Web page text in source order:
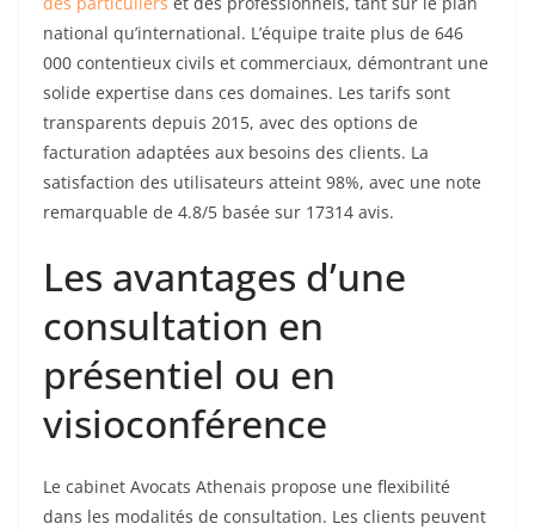
national qu’international. L’équipe traite plus de 646
000 contentieux civils et commerciaux, démontrant une
solide expertise dans ces domaines. Les tarifs sont
transparents depuis 2015, avec des options de
facturation adaptées aux besoins des clients. La
satisfaction des utilisateurs atteint 98%, avec une note
remarquable de 4.8/5 basée sur 17314 avis.
Les avantages d’une
consultation en
présentiel ou en
visioconférence
Le cabinet Avocats Athenais propose une flexibilité
dans les modalités de consultation. Les clients peuvent